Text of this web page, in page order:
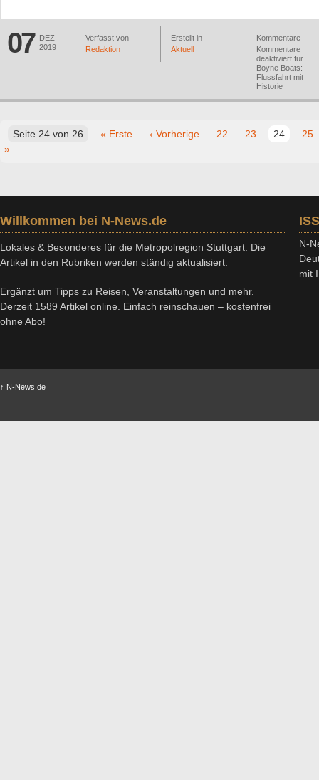
07
DEZ
2019
Verfasst von
Redaktion
Erstellt in
Aktuell
Kommentare
Kommentare
deaktiviert für
Boyne Boats:
Flussfahrt mit
Historie
Seite 24 von 26 « Erste ‹ Vorherige 22 23 24
25
»
Willkommen bei N-News.de
Lokales & Besonderes für die Metropolregion Stuttgart. Die
Artikel in den Rubriken werden ständig aktualisiert.
Ergänzt um Tipps zu Reisen, Veranstaltungen und mehr.
Derzeit 1589 Artikel online. Einfach reinschauen – kostenfrei
ohne Abo!
N-
mit
↑ N-News.de